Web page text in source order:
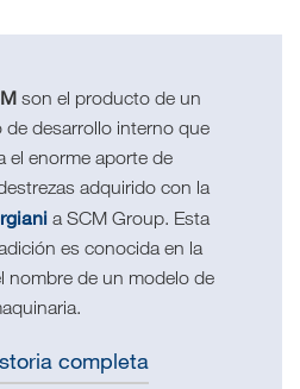
son el producto de un
desarrollo interno que
el enorme aporte de
adquirido con la
a SCM Group. Esta
es conocida en la
nombre de un modelo de
completa